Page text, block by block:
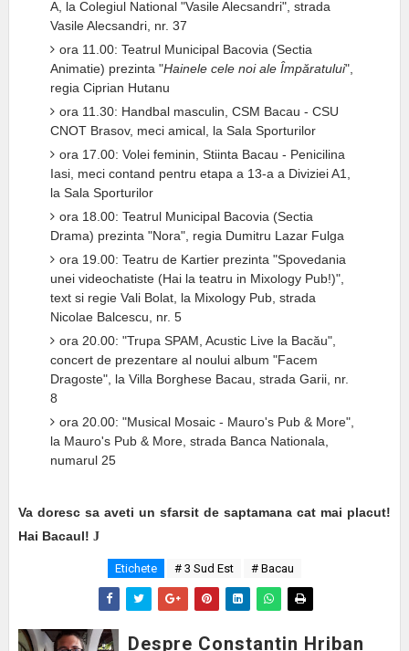
A, la Colegiul National "Vasile Alecsandri", strada
Vasile Alecsandri, nr. 37
ora 11.00: Teatrul Municipal Bacovia (Sectia
Animatie) prezinta "Hainele cele noi ale Împăratului",
regia Ciprian Hutanu
ora 11.30: Handbal masculin, CSM Bacau - CSU
CNOT Brasov, meci amical, la Sala Sporturilor
ora 17.00: Volei feminin, Stiinta Bacau - Penicilina
Iasi, meci contand pentru etapa a 13-a a Diviziei A1,
la Sala Sporturilor
ora 18.00: Teatrul Municipal Bacovia (Sectia
Drama) prezinta "Nora", regia Dumitru Lazar Fulga
ora 19.00: Teatru de Kartier prezinta "Spovedania
unei videochatiste (Hai la teatru in Mixology Pub!)",
text si regie Vali Bolat, la Mixology Pub, strada
Nicolae Balcescu, nr. 5
ora 20.00: "Trupa SPAM, Acustic Live la Bacău",
concert de prezentare al noului album "Facem
Dragoste", la Villa Borghese Bacau, strada Garii, nr.
8
ora 20.00: "Musical Mosaic - Mauro's Pub & More",
la Mauro's Pub & More, strada Banca Nationala,
numarul 25
Va doresc sa aveti un sfarsit de saptamana cat mai placut!
Hai Bacaul! J
Etichete # 3 Sud Est # Bacau
Despre Constantin Hriban